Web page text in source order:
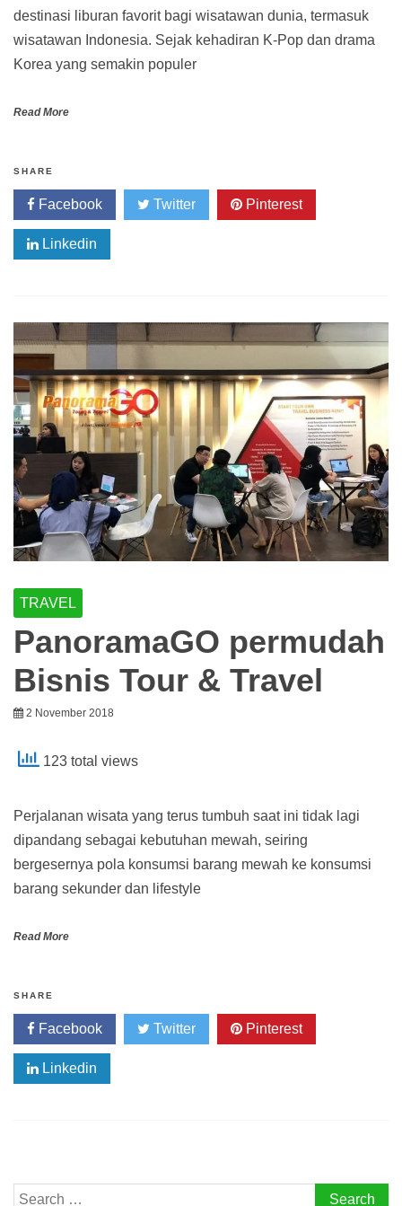
destinasi liburan favorit bagi wisatawan dunia, termasuk
wisatawan Indonesia. Sejak kehadiran K-Pop dan drama
Korea yang semakin populer
Read More
SHARE
Facebook Twitter Pinterest
Linkedin
TRAVEL
PanoramaGO permudah
Bisnis Tour & Travel
2 November 2018
123 total views
Perjalanan wisata yang terus tumbuh saat ini tidak lagi
dipandang sebagai kebutuhan mewah, seiring
bergesernya pola konsumsi barang mewah ke konsumsi
barang sekunder dan lifestyle
Read More
SHARE
Facebook Twitter Pinterest
Linkedin
Search